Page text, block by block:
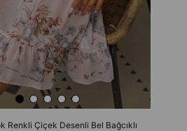
Renkli Çiçek Desenli Bel Bağcıklı